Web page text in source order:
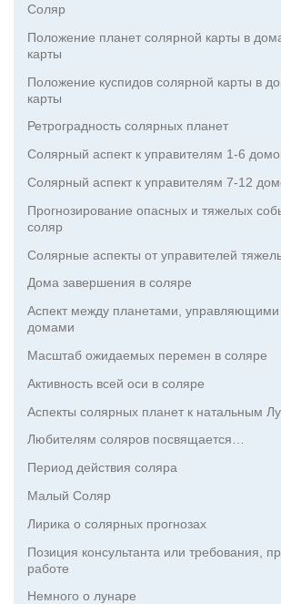
Соляр
Положение планет солярной карты в
карты
Положение куспидов солярной карты в
карты
Ретроградность солярных планет
Солярный аспект к управителям 1-6
Солярный аспект к управителям 7-12
Прогнозирование опасных и тяжелых
соляр
Солярные аспекты от управителей
Дома завершения в соляре
Аспект между планетами,
домами
Масштаб ожидаемых перемен в соляре
Активность всей оси в соляре
Аспекты солярных планет к натальным
Любителям соляров посвящается…
Период действия соляра
Малый Соляр
Лирика о солярных прогнозах
Позиция консультанта или требования,
работе
Немного о лунаре